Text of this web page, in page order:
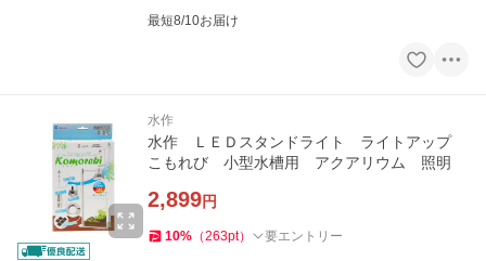
最短8/10お届け
水作
水作 ＬＥＤスタンドライト ライトアップ
こもれび 小型水槽用 アクアリウム 照明
2,899円
10% （263pt） 要エントリー